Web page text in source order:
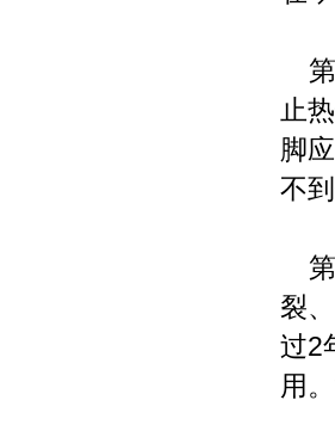
第
止
脚
不
第
裂
过2
用